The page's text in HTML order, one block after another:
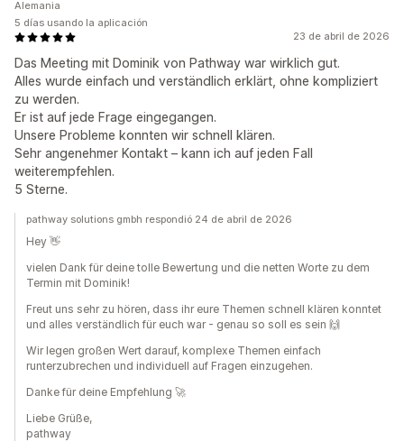
23 de abril de 2026
Das Meeting mit Dominik von Pathway war wirklich gut.
Alles wurde einfach und verständlich erklärt, ohne kompliziert
zu werden.
Er ist auf jede Frage eingegangen.
Unsere Probleme konnten wir schnell klären.
Sehr angenehmer Kontakt – kann ich auf jeden Fall
weiterempfehlen.
5 Sterne.
Alemania
5 días usando la aplicación
pathway solutions gmbh respondió 24 de abril de 2026
Hey 👋
vielen Dank für deine tolle Bewertung und die netten Worte zu dem
Termin mit Dominik!
Freut uns sehr zu hören, dass ihr eure Themen schnell klären konntet
und alles verständlich für euch war - genau so soll es sein 🙌
Wir legen großen Wert darauf, komplexe Themen einfach
runterzubrechen und individuell auf Fragen einzugehen.
Danke für deine Empfehlung 🚀
Liebe Grüße,
pathway